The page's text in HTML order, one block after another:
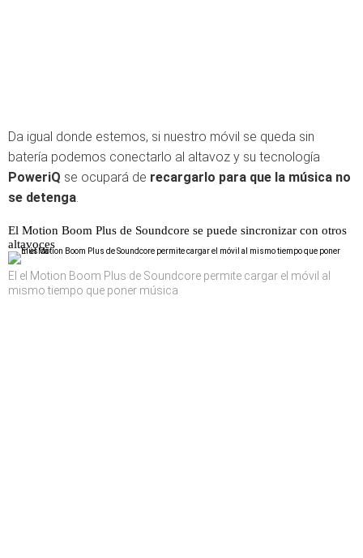
Da igual donde estemos, si nuestro móvil se queda sin
batería podemos conectarlo al altavoz y su tecnología
PoweriQ se ocupará de recargarlo para que la música no
se detenga.
El Motion Boom Plus de Soundcore se puede sincronizar con otros
altavoces
El el Motion Boom Plus de Soundcore permite cargar el móvil al
mismo tiempo que poner música